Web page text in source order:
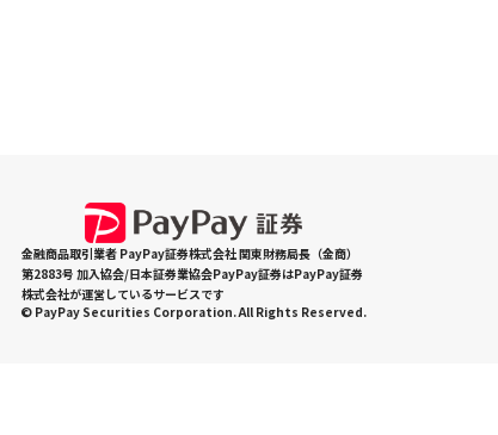
金融商品取引業者 PayPay証券株式会社 関東財務局長（金商）
第2883号 加入協会/日本証券業協会PayPay証券はPayPay証券
株式会社が運営しているサービスです
© PayPay Securities Corporation. All Rights Reserved.